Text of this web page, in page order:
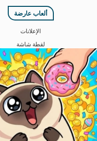
ألعاب عارضة
الإعلانات
لقطة شاشة